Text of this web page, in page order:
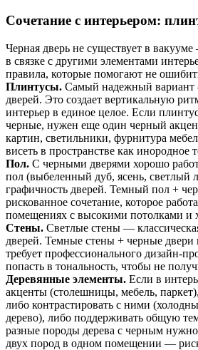
Сочетание с интерьером:
Черная дверь не существует в
в связке с другими элементами
правила, которые помогают не
Плинтусы. Самый надежный
дверей. Это создает вертикальную
интерьер в единое целое. Если
черные, нужен еще один черный
картин, светильники, фурнитура
висеть в пространстве как инородное
Пол. С черными дверями хорошо
пол (выбеленный дуб, ясень, светлый
графичность дверей. Темный пол +
рискованное сочетание, которое
помещениях с высокими потолками и
Стены. Светлые стены —
дверей. Темные стены + черные
требует профессионального дизайн-
попасть в тональность, чтобы не
Деревянные элементы. Если в
акценты (столешницы, мебель,
либо контрастировать с ними
дерево), либо поддерживать общую
разные породы дерева с черным
двух пород в одном помещении —